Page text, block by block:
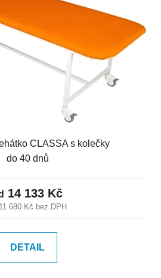
CLASSA s kolečky
do 40 dnů
680 Kč bez DPH
14 133 Kč
DETAIL